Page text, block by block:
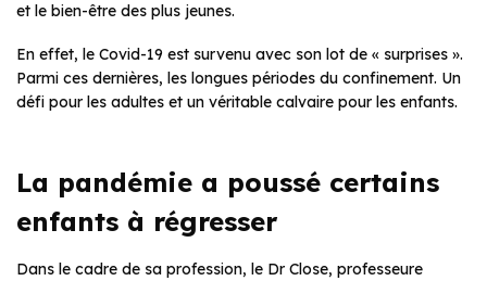
et le bien-être des plus jeunes.
En effet, le Covid-19 est survenu avec son lot de « surprises ».
Parmi ces dernières, les longues périodes du confinement. Un
défi pour les adultes et un véritable calvaire pour les enfants.
La pandémie a poussé certains
enfants à régresser
Dans le cadre de sa profession, le Dr Close, professeure